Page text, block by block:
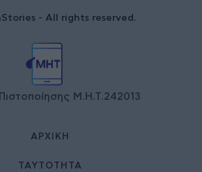
- All rights reserved.
Μ.Η.Τ.242013
ΑΡΧΙΚΉ
ΤΑΥΤΌΤΗΤΑ